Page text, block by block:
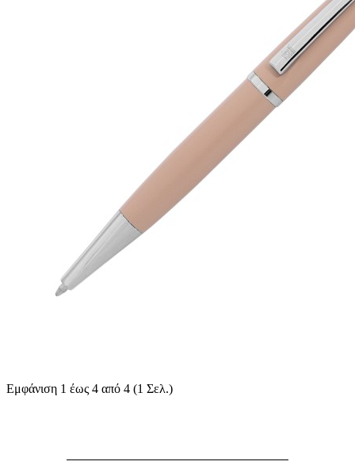
Εμφάνιση 1 έως 4 από 4 (1 Σελ.)